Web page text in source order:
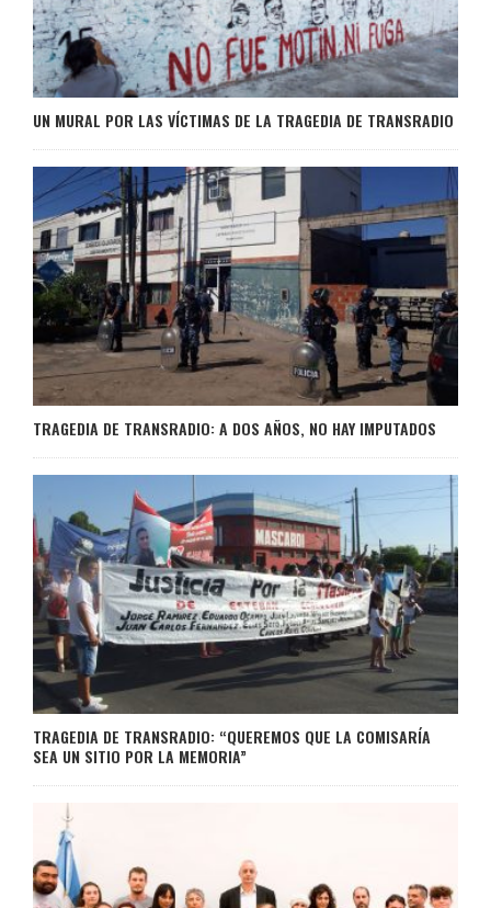
UN MURAL POR LAS VÍCTIMAS DE LA TRAGEDIA DE TRANSRADIO
TRAGEDIA DE TRANSRADIO: A DOS AÑOS, NO HAY IMPUTADOS
TRAGEDIA DE TRANSRADIO: “QUEREMOS QUE LA COMISARÍA
SEA UN SITIO POR LA MEMORIA”